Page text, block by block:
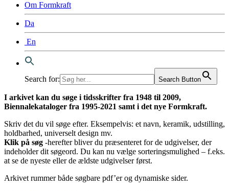
Om Formkraft
Da
En
Search for: Search Button
I arkivet kan du søge i tidsskrifter fra 1948 til 2009,
Biennalekataloger fra 1995-2021 samt i det nye Formkraft.
Skriv det du vil søge efter. Eksempelvis: et navn, keramik, udstilling,
holdbarhed, universelt design mv.
Klik på søg -herefter bliver du præsenteret for de udgivelser, der
indeholder dit søgeord. Du kan nu vælge sorteringsmulighed – f.eks.
at se de nyeste eller de ældste udgivelser først.
Arkivet rummer både søgbare pdf’er og dynamiske sider.